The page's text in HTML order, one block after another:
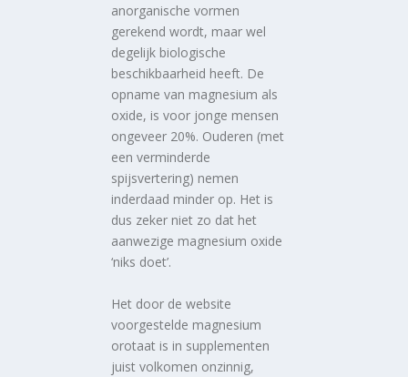
anorganische vormen
gerekend wordt, maar wel
degelijk biologische
beschikbaarheid heeft. De
opname van magnesium als
oxide, is voor jonge mensen
ongeveer 20%. Ouderen (met
een verminderde
spijsvertering) nemen
inderdaad minder op. Het is
dus zeker niet zo dat het
aanwezige magnesium oxide
‘niks doet’.
Het door de website
voorgestelde magnesium
orotaat is in supplementen
juist volkomen onzinnig,